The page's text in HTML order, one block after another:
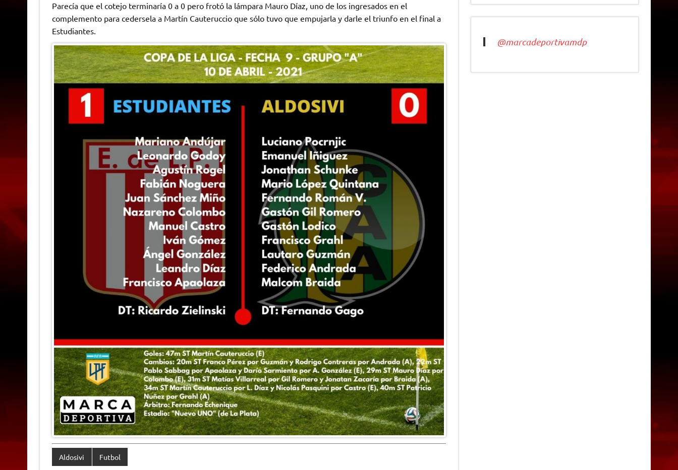
Parecía que el cotejo terminaría 0 a 0 pero frotó la lámpara Mauro Díaz, uno de los ingresados en el
complemento para cedersela a Martín Cauteruccio que sólo tuvo que empujarla y darle el triunfo en el final a
Estudiantes.
Aldosivi Futbol
@marcadeportivamdp